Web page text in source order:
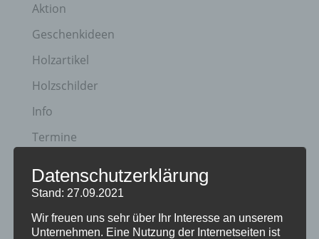
Aktion
Geschenkideen
Holzartikel
Holzschilder
Info
Termine
Archiv
April 2023
Januar 2021
Datenschutzerklärung
Stand: 27.09.2021
Wir freuen uns sehr über Ihr Interesse an unserem
Unternehmen. Eine Nutzung der Internetseiten ist